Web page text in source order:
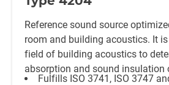
Reference sound source
room and building acoustics. It
field of building acoustics to
absorption and sound insulation
Fulfills ISO 3741, ISO 3747